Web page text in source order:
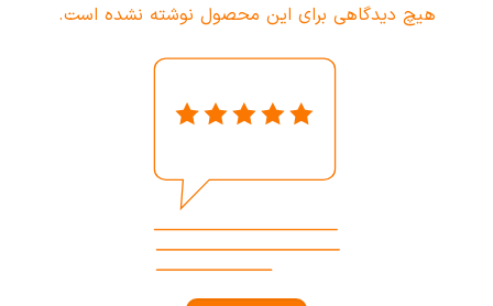
هیچ دیدگاهی برای این محصول نوشته نشده است.